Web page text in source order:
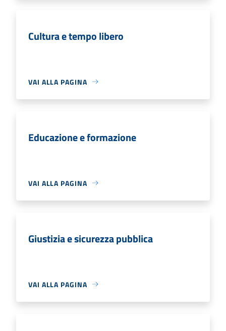
Cultura e tempo libero
VAI ALLA PAGINA
Educazione e formazione
VAI ALLA PAGINA
Giustizia e sicurezza pubblica
VAI ALLA PAGINA